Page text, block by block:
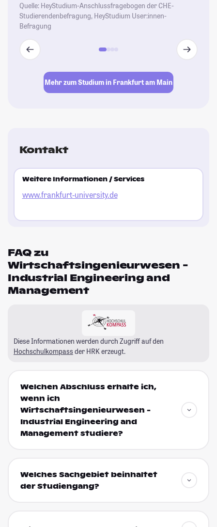
Quelle: HeyStudium-Anschlussfragebogen der CHE-
Studierendenbefragung, HeyStudium User:innen-
Befragung
Mehr zum Studium in Frankfurt am Main
Kontakt
Weitere Informationen / Services
www.frankfurt-university.de
FAQ zu
Wirtschaftsingenieurwesen -
Industrial Engineering and
Management
Diese Informationen werden durch Zugriff auf den
Hochschulkompass der HRK erzeugt.
Welchen Abschluss erhalte ich,
wenn ich
Wirtschaftsingenieurwesen -
Industrial Engineering and
Management studiere?
Welches Sachgebiet beinhaltet
der Studiengang?